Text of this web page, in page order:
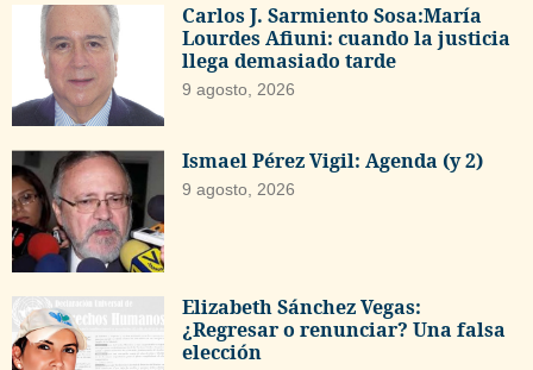
Carlos J. Sarmiento Sosa:María
Lourdes Afiuni: cuando la justicia
llega demasiado tarde
9 agosto, 2026
Ismael Pérez Vigil: Agenda (y 2)
9 agosto, 2026
Elizabeth Sánchez Vegas:
¿Regresar o renunciar? Una falsa
elección